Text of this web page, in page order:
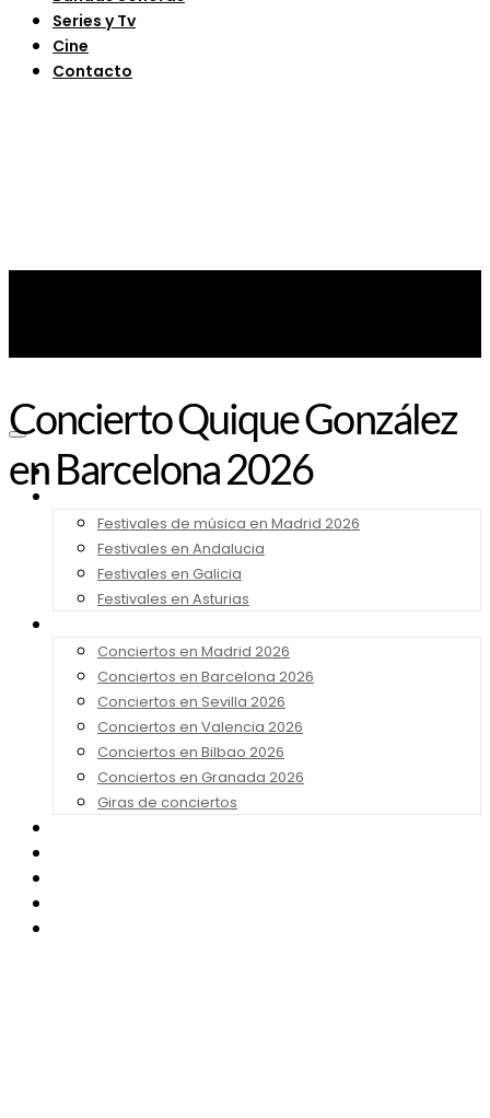
Series y Tv
Cine
Contacto
Noticias
Festivales de música en Madrid 2026
Festivales en Andalucia
Festivales en Galicia
Festivales en Asturias
Conciertos en Madrid 2026
Conciertos en Barcelona 2026
Conciertos en Sevilla 2026
Conciertos en Valencia 2026
Conciertos en Bilbao 2026
Conciertos en Granada 2026
Giras de conciertos
Concierto Quique González
en Barcelona 2026